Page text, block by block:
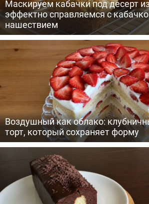
Маскируем кабачки под десерт
эффектно справляемся с
нашествием
Воздушный как облако:
торт, который сохраняет форму